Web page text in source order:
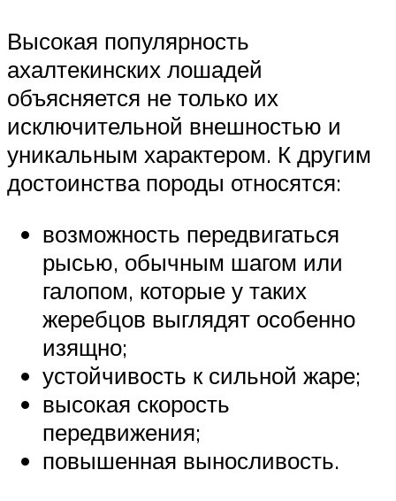
Высокая популярность
ахалтекинских лошадей
объясняется не только их
исключительной внешностью и
уникальным характером. К другим
достоинства породы относятся:
возможность передвигаться
рысью, обычным шагом или
галопом, которые у таких
жеребцов выглядят особенно
изящно;
устойчивость к сильной жаре;
высокая скорость
передвижения;
повышенная выносливость.